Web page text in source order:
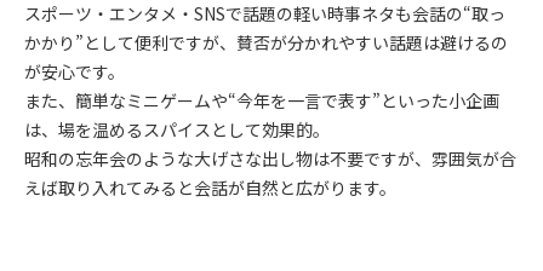
スポーツ・エンタメ・SNSで話題の軽い時事ネタも会話の“取っ
かかり”として便利ですが、賛否が分かれやすい話題は避けるの
が安心です。
また、簡単なミニゲームや“今年を一言で表す”といった小企画
は、場を温めるスパイスとして効果的。
昭和の忘年会のような大げさな出し物は不要ですが、雰囲気が合
えば取り入れてみると会話が自然と広がります。